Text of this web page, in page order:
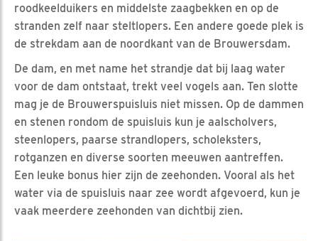
roodkeelduikers en middelste zaagbekken en op de
stranden zelf naar steltlopers. Een andere goede plek is
de strekdam aan de noordkant van de Brouwersdam.
De dam, en met name het strandje dat bij laag water
voor de dam ontstaat, trekt veel vogels aan. Ten slotte
mag je de Brouwerspuisluis niet missen. Op de dammen
en stenen rondom de spuisluis kun je aalscholvers,
steenlopers, paarse strandlopers, scholeksters,
rotganzen en diverse soorten meeuwen aantreffen.
Een leuke bonus hier zijn de zeehonden. Vooral als het
water via de spuisluis naar zee wordt afgevoerd, kun je
vaak meerdere zeehonden van dichtbij zien.